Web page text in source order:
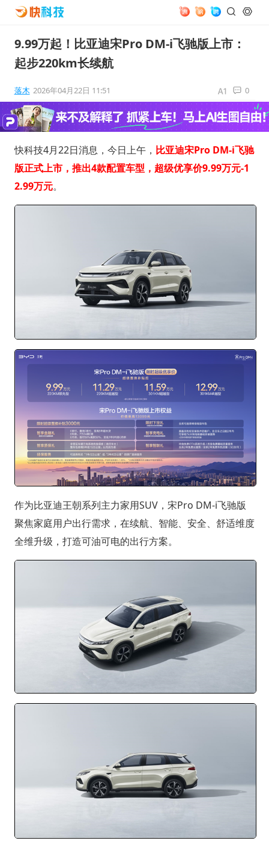
9.99万起！比亚迪宋Pro DM-i飞驰版上市：
起步220km长续航
落木 2026年04月22日 11:51 0
快科技4月22日消息，今日上午， 比亚迪宋Pro DM-i飞驰
版正式上市，推出4款配置车型，超级优享价9.99万元-1
2.99万元。
作为比亚迪王朝系列主力家用SUV，宋Pro DM-i飞驰版
聚焦家庭用户出行需求，在续航、智能、安全、舒适维度
全维升级，打造可油可电的出行方案。